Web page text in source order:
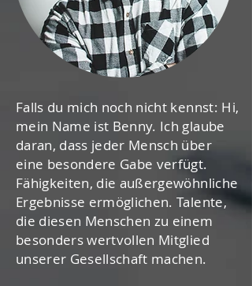
Falls du mich noch nicht kennst: Hi,
mein Name ist Benny. Ich glaube
daran, dass jeder Mensch über
eine besondere Gabe verfügt.
Fähigkeiten, die außergewöhnliche
Ergebnisse ermöglichen. Talente,
die diesen Menschen zu einem
besonders wertvollen Mitglied
unserer Gesellschaft machen.